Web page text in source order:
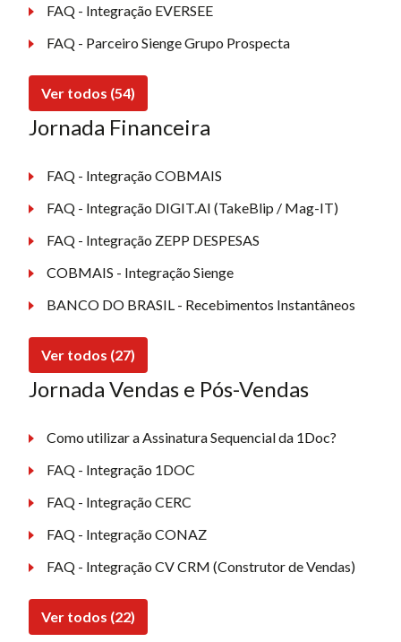
FAQ - Integração EVERSEE
FAQ - Parceiro Sienge Grupo Prospecta
Ver todos (54)
Jornada Financeira
FAQ - Integração COBMAIS
FAQ - Integração DIGIT.AI (TakeBlip / Mag-IT)
FAQ - Integração ZEPP DESPESAS
COBMAIS - Integração Sienge
BANCO DO BRASIL - Recebimentos Instantâneos
Ver todos (27)
Jornada Vendas e Pós-Vendas
Como utilizar a Assinatura Sequencial da 1Doc?
FAQ - Integração 1DOC
FAQ - Integração CERC
FAQ - Integração CONAZ
FAQ - Integração CV CRM (Construtor de Vendas)
Ver todos (22)